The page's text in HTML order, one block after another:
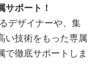
サポート！
デザイナーや、集
い技術をもった専属
で徹底サポートしま